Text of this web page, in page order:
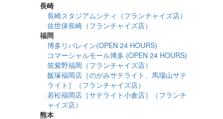
長崎
長崎スタジアムシティ（フランチャイズ店）
佐世保長崎（フランチャイズ店）
福岡
博多リバレイン(OPEN 24 HOURS)
コマーシャルモール博多 (OPEN 24 HOURS)
筑紫野福岡（フランチャイズ店）
飯塚福岡店［のがみサテライト、馬場山サテ
ライト］（フランチャイズ店）
若松福岡店［サテライト小倉店］（フランチ
ャイズ店）
熊本